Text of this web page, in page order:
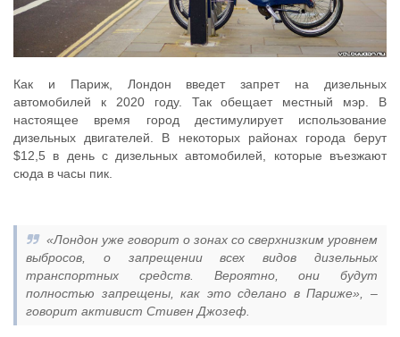
Как и Париж, Лондон введет запрет на дизельных
автомобилей к 2020 году. Так обещает местный мэр. В
настоящее время город дестимулирует использование
дизельных двигателей. В некоторых районах города берут
$12,5 в день с дизельных автомобилей, которые въезжают
сюда в часы пик.
«Лондон уже говорит о зонах со сверхнизким уровнем
выбросов, о запрещении всех видов дизельных
транспортных средств. Вероятно, они будут
полностью запрещены, как это сделано в Париже», –
говорит активист Стивен Джозеф.